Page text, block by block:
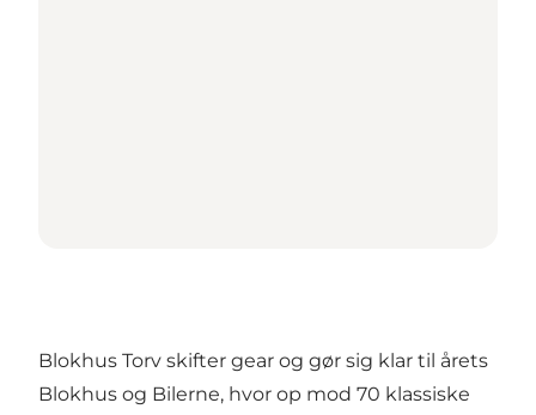
Blokhus Torv skifter gear og gør sig klar til årets
Blokhus og Bilerne, hvor op mod 70 klassiske